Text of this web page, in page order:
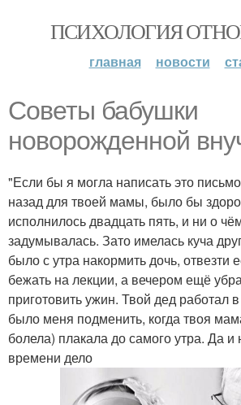
ПСИХОЛОГИЯ
главная новости
Советы бабушки
новорожденной
"Если бы я могла написать это
назад для твоей мамы, было бы
исполнилось двадцать пять, и ни о
задумывалась. Зато имелась куча
было с утра накормить дочь, отвезти
бежать на лекции, а вечером ещё
приготовить ужин. Твой дед работал
было меня подменить, когда твоя
болела) плакала до самого утра. Да и
времени дело